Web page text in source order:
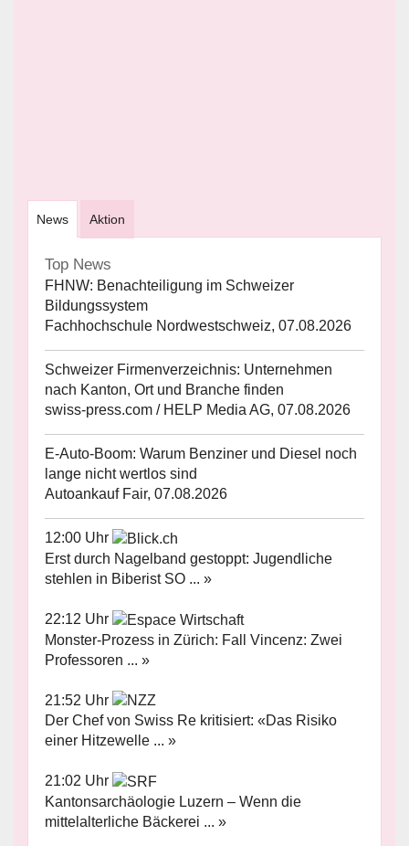
News Aktion
Top News
FHNW: Benachteiligung im Schweizer
Bildungssystem
Fachhochschule Nordwestschweiz, 07.08.2026
Schweizer Firmenverzeichnis: Unternehmen
nach Kanton, Ort und Branche finden
swiss-press.com / HELP Media AG, 07.08.2026
E-Auto-Boom: Warum Benziner und Diesel noch
lange nicht wertlos sind
Autoankauf Fair, 07.08.2026
12:00 Uhr
Erst durch Nagelband gestoppt: Jugendliche
stehlen in Biberist SO ... »
22:12 Uhr
Monster-Prozess in Zürich: Fall Vincenz: Zwei
Professoren ... »
21:52 Uhr
Der Chef von Swiss Re kritisiert: «Das Risiko
einer Hitzewelle ... »
21:02 Uhr
Kantonsarchäologie Luzern – Wenn die
mittelalterliche Bäckerei ... »